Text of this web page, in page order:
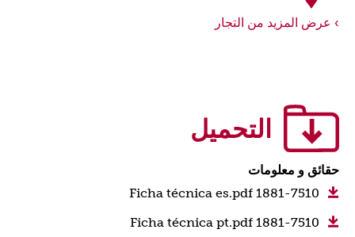
عرض المزيد من التجار
التحميل
حقائق و معلومات
1881-7510 Ficha técnica es.pdf
1881-7510 Ficha técnica pt.pdf